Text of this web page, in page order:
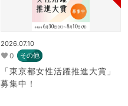
2026.07.10
0 その他
「東京都女性活躍推進大賞」
募集中！